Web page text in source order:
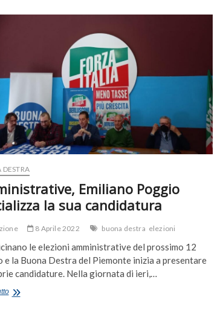
Emiliano Poggio
la sua candidatura
8 Aprile 2022 buona destra elezioni
le elezioni amministrative del prossimo 12
e la Buona Destra del Piemonte inizia a presentare
candidature. Nella giornata di ieri,…
Amministrative,